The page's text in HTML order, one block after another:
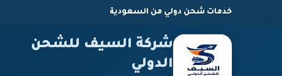
خدمات شحن دولي من السعودية
شركة السيف للشحن
الدولي